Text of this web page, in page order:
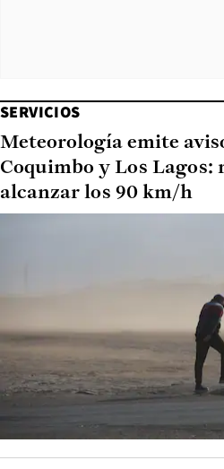
SERVICIOS
Meteorología emite
Coquimbo y Los Lagos:
alcanzar los 90 km/h